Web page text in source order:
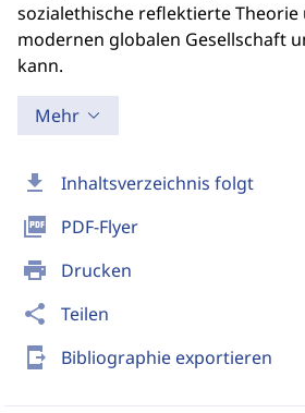
download Inhaltsverzeichnis folgt
picture_as_pdf PDF-Flyer
print Drucken
share Teilen
send_to_mobile Bibliographie exportieren
sozialethische reflektierte Theorie
modernen globalen Gesellschaft
kann.
Mehr